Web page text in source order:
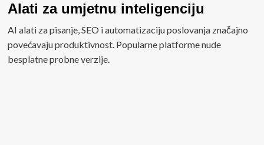
Alati za umjetnu inteligenciju
AI alati za pisanje, SEO i automatizaciju poslovanja značajno
povećavaju produktivnost. Popularne platforme nude
besplatne probne verzije.